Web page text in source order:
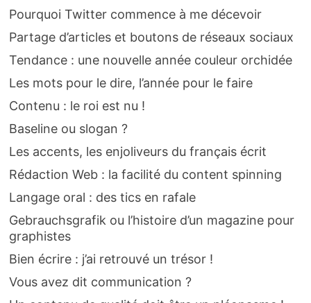
Pourquoi Twitter commence à me décevoir
Partage d’articles et boutons de réseaux sociaux
Tendance : une nouvelle année couleur orchidée
Les mots pour le dire, l’année pour le faire
Contenu : le roi est nu !
Baseline ou slogan ?
Les accents, les enjoliveurs du français écrit
Rédaction Web : la facilité du content spinning
Langage oral : des tics en rafale
Gebrauchsgrafik ou l’histoire d’un magazine pour
graphistes
Bien écrire : j’ai retrouvé un trésor !
Vous avez dit communication ?